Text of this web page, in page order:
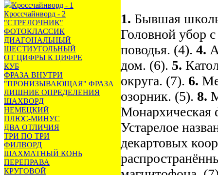
Кроссчайнворд - 1
Кроссчайнворд - 2
"СТРЕЛОЧНИК"
ФОТОКЛАССИК
ДИАГОНАЛЬНЫЙ
ШЕСТИУГОЛЬНЫЙ
ОТ ЦИФРЫ К ЦИФРЕ
КУБ
ФРАЗА ВНУТРИ
"ПРОНИЗЫВАЮЩАЯ" ФРАЗА
ЛИШНИЕ ОПРЕДЕЛЕНИЯ
ШАХВОРД
НЕМЕЦКИЙ
ПЛЮС-МИНУС
ДВА ОТЛИЧИЯ
ТРИ ПО ТРИ
ФИЛВОРД
ШАХМАТНЫЙ КОНЬ
ПЕРЕПРАВА
КРУГОВОЙ
1. Бывшая
Головной убор
поводья. (4). 4.
дом. (6). 5.
округа. (7). 6.
озорник. (5). 8.
Монархическая
Устарелое
декартовых